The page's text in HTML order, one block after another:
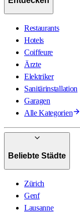
Restaurants
Hotels
Coiffeure
Ärzte
Elektriker
Sanitärinstallation
Garagen
Alle Kategorien
Beliebte Städte
Zürich
Genf
Lausanne